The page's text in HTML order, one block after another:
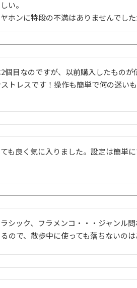
い。
ホンに特段の不満はありませんでし
個目なのですが、以前購入したもの
トレスです！操作も簡単で何の迷い
も良く気に入りました。設定は簡単
シック、フラメンコ・・・ジャンル問
ので、散歩中に使っても落ちないのは